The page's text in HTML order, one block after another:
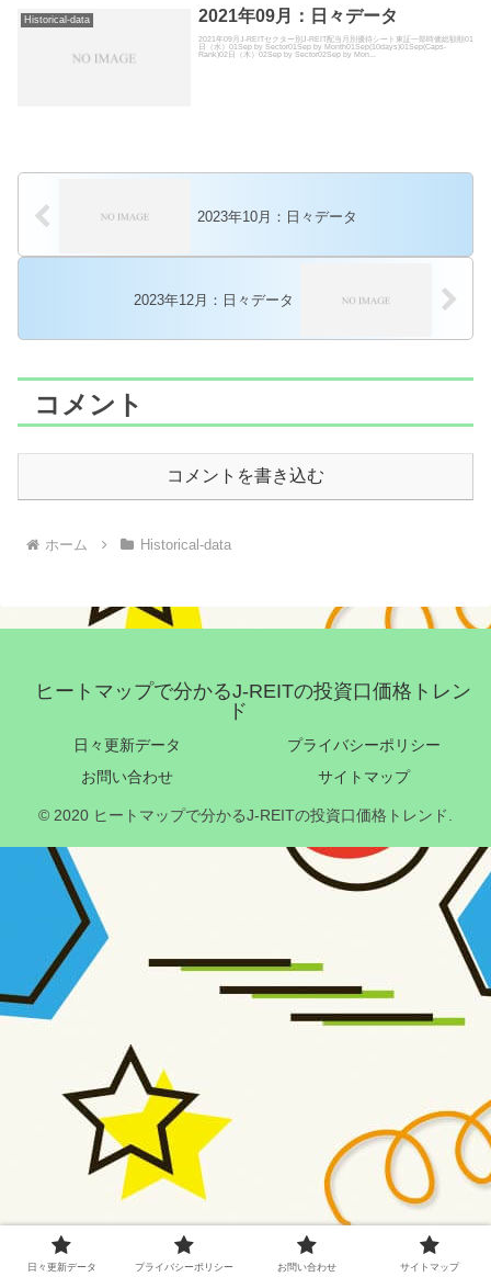
Historical-data 2021年09月：日々データ
2021年09月J-REITセクター別J-REIT配当月別優待シート東証一部時価総額順01
日（水）01Sep by Sector01Sep by Month01Sep(10days)01Sep(Caps-
Rank)02日（木）02Sep by Sector02Sep by Mon...
2023年10月：日々データ
2023年12月：日々データ
コメント
コメントを書き込む
ホーム Historical-data
ヒートマップで分かるJ-REITの投資口価格トレン
ド
日々更新データ
プライバシーポリシー
お問い合わせ
サイトマップ
© 2020 ヒートマップで分かるJ-REITの投資口価格トレンド.
日々更新データ プライバシーポリシー お問い合わせ サイトマップ